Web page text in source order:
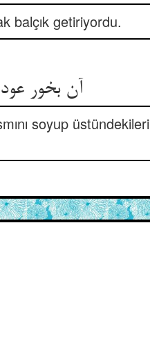
balçık getiriyordu.
آن بخور
soyup üstündekileri